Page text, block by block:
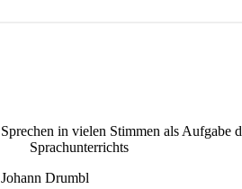
Sprechen in vielen Stimmen als Aufgabe
Sprachunterrichts
Johann Drumbl